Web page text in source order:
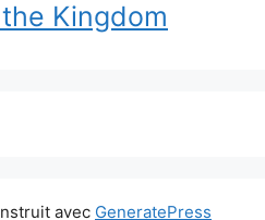
Kingdom
avec GeneratePress